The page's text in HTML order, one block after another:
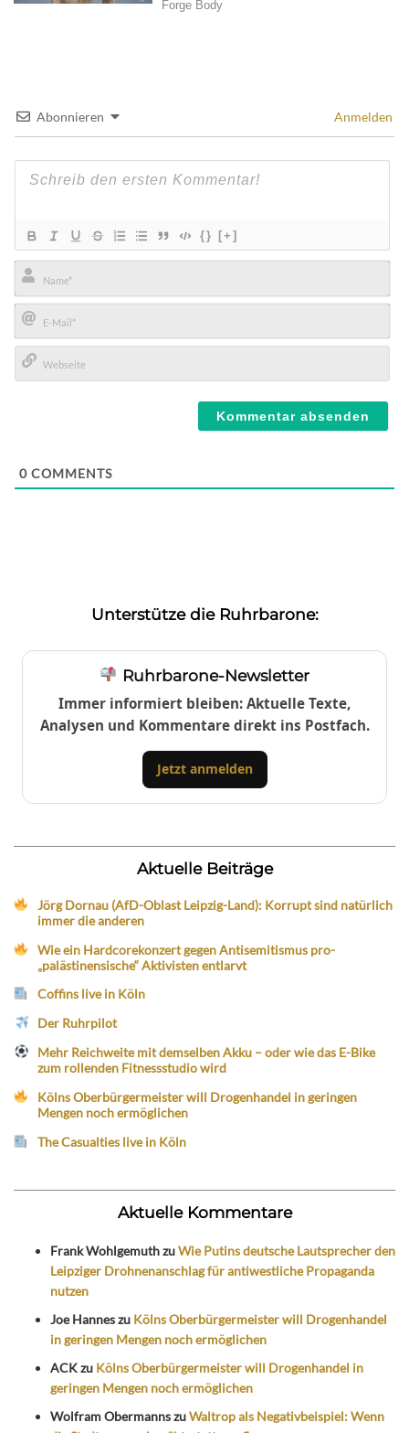
Abonnieren Anmelden
{} [+]
Name*
E-
Mail*
0 COMMENTS
Unterstütze die Ruhrbarone:
Ruhrbarone-Newsletter
Immer informiert bleiben: Aktuelle Texte,
Analysen und Kommentare direkt ins Postfach.
Jetzt anmelden
Aktuelle Beiträge
Jörg Dornau (AfD-Oblast Leipzig-Land): Korrupt sind natürlich
immer die anderen
Wie ein Hardcorekonzert gegen Antisemitismus pro-
„palästinensische“ Aktivisten entlarvt
Coffins live in Köln
Der Ruhrpilot
Mehr Reichweite mit demselben Akku – oder wie das E-Bike
zum rollenden Fitnessstudio wird
Kölns Oberbürgermeister will Drogenhandel in geringen
Mengen noch ermöglichen
The Casualties live in Köln
Aktuelle Kommentare
Frank WohlgemuthzuWie Putins deutsche Lautsprecher den
Leipziger Drohnenanschlag für antiwestliche Propaganda
nutzen
Joe Hanneszu Kölns Oberbürgermeister will Drogenhandel
in geringen Mengen noch ermöglichen
ACKzu Kölns Oberbürgermeister will Drogenhandel in
geringen Mengen noch ermöglichen
Wolfram ObermannszuWaltrop als Negativbeispiel: Wenn